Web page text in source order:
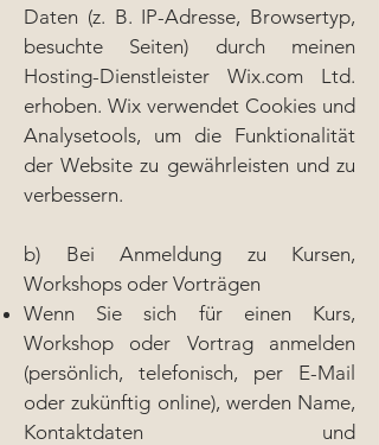
Daten (z. B. IP-Adresse, Browsertyp,
besuchte Seiten) durch meinen
Hosting-Dienstleister Wix.com Ltd.
erhoben. Wix verwendet Cookies und
Analysetools, um die Funktionalität
der Website zu gewährleisten und zu
verbessern.
b) Bei Anmeldung zu Kursen,
Workshops oder Vorträgen
Wenn Sie sich für einen Kurs,
Workshop oder Vortrag anmelden
(persönlich, telefonisch, per E-Mail
oder zukünftig online), werden Name,
Kontaktdaten und